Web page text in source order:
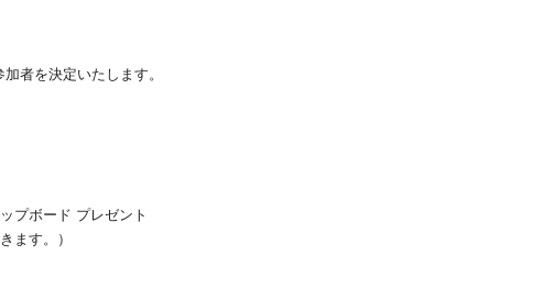
者を決定いたします。
プボード プレゼント
ます。）